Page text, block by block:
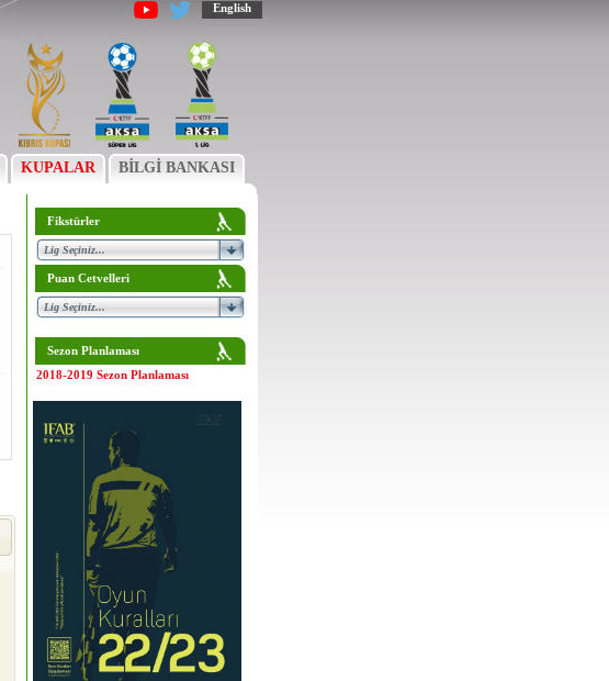
English
KUPALAR BİLGİ BANKASI
Fikstürler
Puan Cetvelleri
Sezon Planlaması
2018-2019 Sezon Planlaması